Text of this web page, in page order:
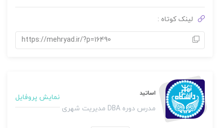
لینک کوتاه :
https://mehryad.ir/?p=16490
اساتید
مدرس دوره DBA مدیریت شهری
نمایش پروفایل